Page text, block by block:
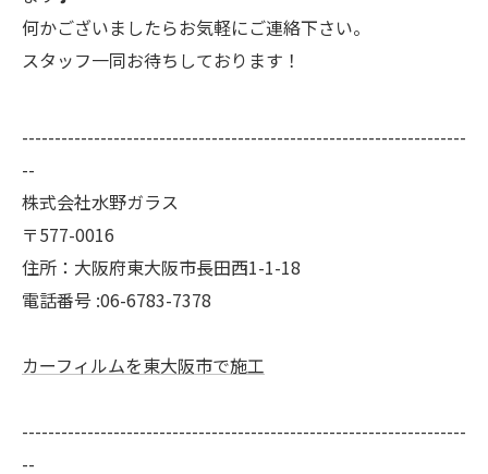
何かございましたらお気軽にご連絡下さい。
スタッフ一同お待ちしております！
--------------------------------------------------------------------
--
株式会社水野ガラス
〒577-0016
住所：大阪府東大阪市長田西1-1-18
電話番号 :06-6783-7378
カーフィルムを東大阪市で施工
--------------------------------------------------------------------
--